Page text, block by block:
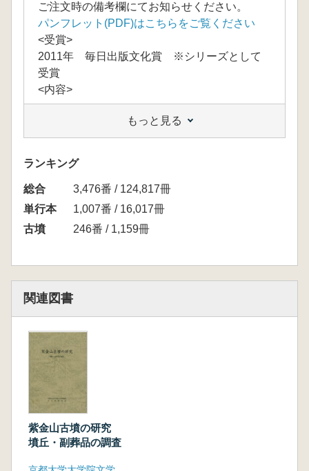
ご注文時の備考欄にてお知らせください。
パンフレット(PDF)はこちらをご覧ください
<受賞>
2011年 毎日出版文化賞 ※シリーズとして
受賞
<内容>
もっと見る
ランキング
総合
3,476番 / 124,817冊
単行本
1,007番 / 16,017冊
古墳
246番 / 1,159冊
関連図書
紫金山古墳の研究
墳丘・副葬品の調査